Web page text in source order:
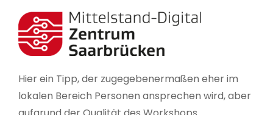
in
Deutschland
Hier ein Tipp, der zugegebenermaßen eher im
lokalen Bereich Personen ansprechen wird, aber